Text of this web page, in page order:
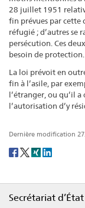
28 juillet 1951
fin prévues par cette
réfugié ; d’autres se
persécution. Ces
besoin de protection.
La loi prévoit en
fin à l’asile, par
l’étranger, ou qu’il a
l’autorisation d’y
Dernière modification
Social
Secrétariat